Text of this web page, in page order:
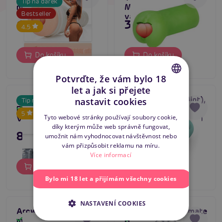
Bestseller
4.5
masturbátor
1 795 Kč
Do košíku
Mars, fantasy umělá
vagina
395 Kč
Do košíku
Tip na dárek
5
Masturbátor
Fleshlight Quickshot
Vantage
Skladem
895 Kč
Arcwave Pow (Mint),
nastavením podtlaku
1 995 Kč
Arcwave Pow (Blue),
Skladem
Toro Hannx1 Ultimate
Skladem
ENGLISH
Potvrďte, že vám bylo 18
let a jak si přejete
nastavit cookies
Tyto webové stránky používají soubory cookie,
díky kterým může web správně fungovat,
umožnit nám vyhodnocovat návštěvnost nebo
vám přizpůsobit reklamu na míru.
Více informací
Bylo mi 18 let a přijímám všechny cookies
NASTAVENÍ COOKIES